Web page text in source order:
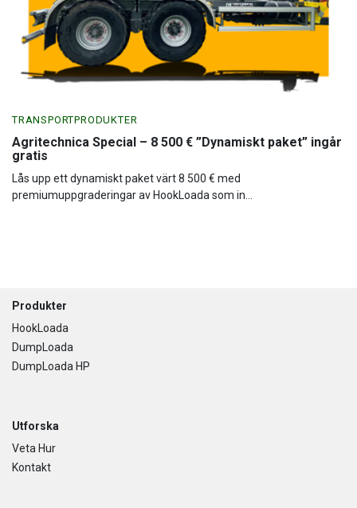
TRANSPORTPRODUKTER
Agritechnica Special – 8 500 € ”Dynamiskt paket” ingår
gratis
Lås upp ett dynamiskt paket värt 8 500 € med
premiumuppgraderingar av HookLoada som in...
Footer
Produkter
HookLoada
DumpLoada
DumpLoada HP
Utforska
Veta Hur
Kontakt